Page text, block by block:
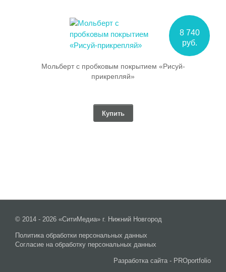
8 740
руб.
Мольберт с пробковым покрытием «Рисуй-
прикрепляй»
Купить
© 2014 - 2026 «СитиМедиа» г. Нижний Новгород
Политика обработки персональных данных
Согласие на обработку персональных данных
Разработка сайта - PROportfolio